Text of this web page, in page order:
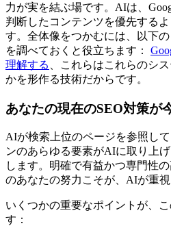
力が実を結ぶ場です。AIは、
判断したコンテンツを優先する
す。全体像をつかむには、以下
を調べておくと役立ちます：
理解する
、これらはこれらのシ
かを形作る技術だからです。
あなたの現在のSEO対策が
AIが検索上位のページを参照し
ンのあらゆる要素がAIに取り上
します。明確で有益かつ専門性
のあなたの努力こそが、AIが重
いくつかの重要なポイントが、
す：